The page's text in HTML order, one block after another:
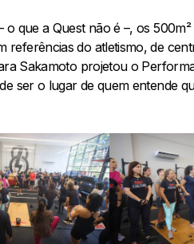
o que a Quest não é –, os
referências do atletismo, de
Sakamoto projetou o
ser o lugar de quem entende